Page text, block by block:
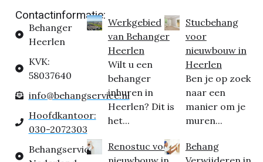
Contactinformatie:
Behanger
Heerlen
KVK:
58037640
info@behangservice.nl
Hoofdkantoor:
030-2072303
Behangservice
Werkgebied
van Behanger
Heerlen
Wilt u een
behanger
inhuren in
Heerlen? Dit is
het...
Renostuc voor
Stucbehang
voor
nieuwbouw in
Heerlen
Ben je op zoek
naar een
manier om je
muren...
Behang